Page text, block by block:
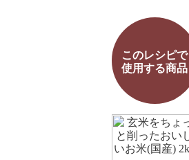
このレシピで
使用する商品